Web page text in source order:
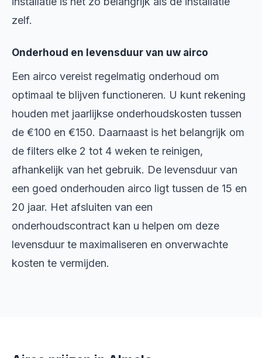
zelf.
Onderhoud en levensduur van uw airco
Een airco vereist regelmatig onderhoud om
optimaal te blijven functioneren. U kunt rekening
houden met jaarlijkse onderhoudskosten tussen
de €100 en €150. Daarnaast is het belangrijk om
de filters elke 2 tot 4 weken te reinigen,
afhankelijk van het gebruik. De levensduur van
een goed onderhouden airco ligt tussen de 15 en
20 jaar. Het afsluiten van een
onderhoudscontract kan u helpen om deze
levensduur te maximaliseren en onverwachte
kosten te vermijden.